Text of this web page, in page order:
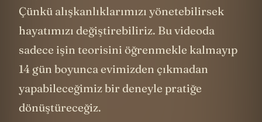
Çünkü alışkanlıklarımızı yönetebilirsek
hayatımızı değiştirebiliriz. Bu videoda
sadece işin teorisini öğrenmekle kalmayıp
14 gün boyunca evimizden çıkmadan
yapabileceğimiz bir deneyle pratiğe
dönüştüreceğiz.